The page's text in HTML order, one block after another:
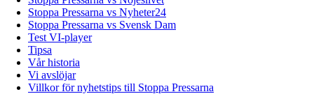
Stoppa Pressarna vs Nyheter24
Stoppa Pressarna vs Svensk Dam
Test VI-player
Tipsa
Vår historia
Vi avslöjar
Villkor för nyhetstips till Stoppa Pressarna